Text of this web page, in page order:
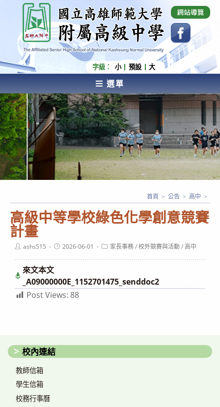
內
容
國立高雄師範大學附屬高級中學 Affiliated Senior
High School of National Kaohsiung Normal
University
字級： 小 預設 大
選單
AFFILIATED SENIOR HIGH SCHOOL OF NATIONAL
KAOHSIUNG NORMAL UNIVERSITY
高級中等學校綠色化學創意競賽
計畫
首頁 > 公告 > 高中 >
Postashs515
Post2026-06-01
Post家長事務/校外競賽與活動/高中
來文本文
_A09000000E_1152701475_senddoc2
Post Views: 88
校內連結
教師信箱
學生信箱
校務行事曆